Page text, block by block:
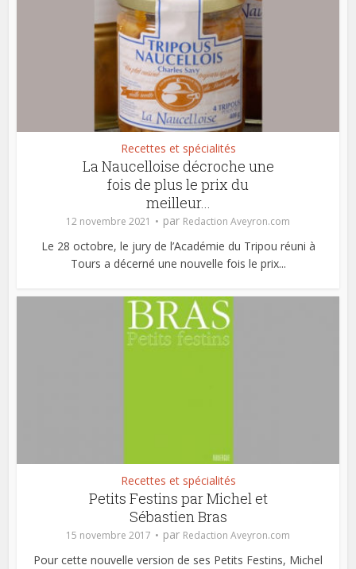
Recettes et spécialités
La Naucelloise décroche une
fois de plus le prix du
meilleur...
12 novembre 2021 par Redaction Aveyron.com
Le 28 octobre, le jury de l’Académie du Tripou réuni à
Tours a décerné une nouvelle fois le prix...
Recettes et spécialités
Petits Festins par Michel et
Sébastien Bras
15 novembre 2017 par Redaction Aveyron.com
Pour cette nouvelle version de ses Petits Festins, Michel